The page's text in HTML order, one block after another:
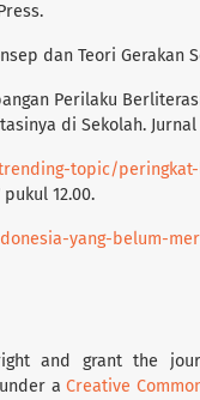
dan Teori Gerakan
Perilaku
di Sekolah.
topic/
12.00.
yang-belum-
and grant the
a Creative